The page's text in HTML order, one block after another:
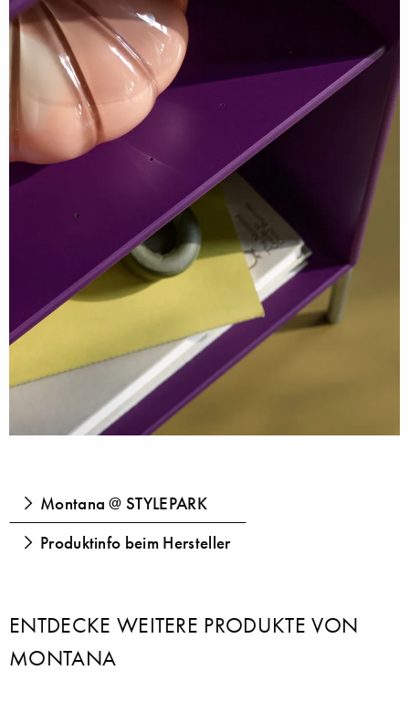
Montana @ STYLEPARK
Produktinfo beim Hersteller
ENTDECKE WEITERE PRODUKTE VON
MONTANA